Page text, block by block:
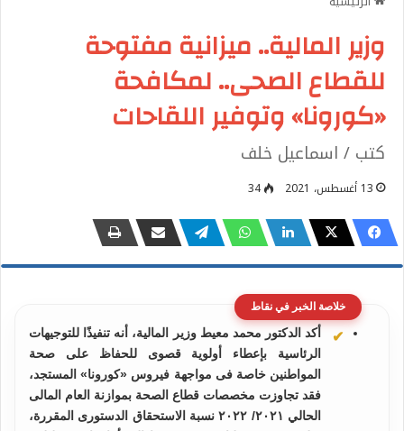
وزير المالية.. ميزانية مفتوحة
للقطاع الصحى.. لمكافحة
«كورونا» وتوفير اللقاحات
كتب / اسماعيل خلف
13 أغسطس، 2021 34
خلاصة الخبر في نقاط
أكد الدكتور محمد معيط وزير المالية، أنه تنفيذًا للتوجيهات
الرئاسية بإعطاء أولوية قصوى للحفاظ على صحة
المواطنين خاصة فى مواجهة فيروس «كورونا» المستجد،
فقد تجاوزت مخصصات قطاع الصحة بموازنة العام المالى
الحالي ٢٠٢١/ ٢٠٢٢ نسبة الاستحقاق الدستورى المقررة،